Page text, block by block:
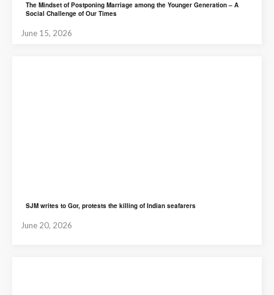
The Mindset of Postponing Marriage among the Younger Generation – A
Social Challenge of Our Times
June 15, 2026
SJM writes to Gor, protests the killing of Indian seafarers
June 20, 2026